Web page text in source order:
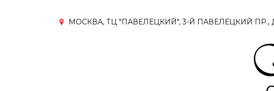
МОСКВА, ТЦ "ПАВЕЛЕЦКИЙ", 3-Й ПАВЕЛЕЦКИЙ ПР.,